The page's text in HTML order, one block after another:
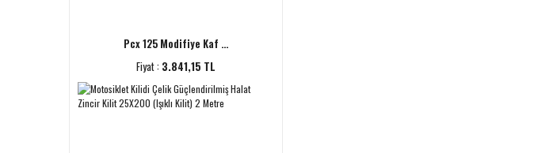
Pcx 125 Modifiye Kaf ...
Fiyat : 3.841,15 TL